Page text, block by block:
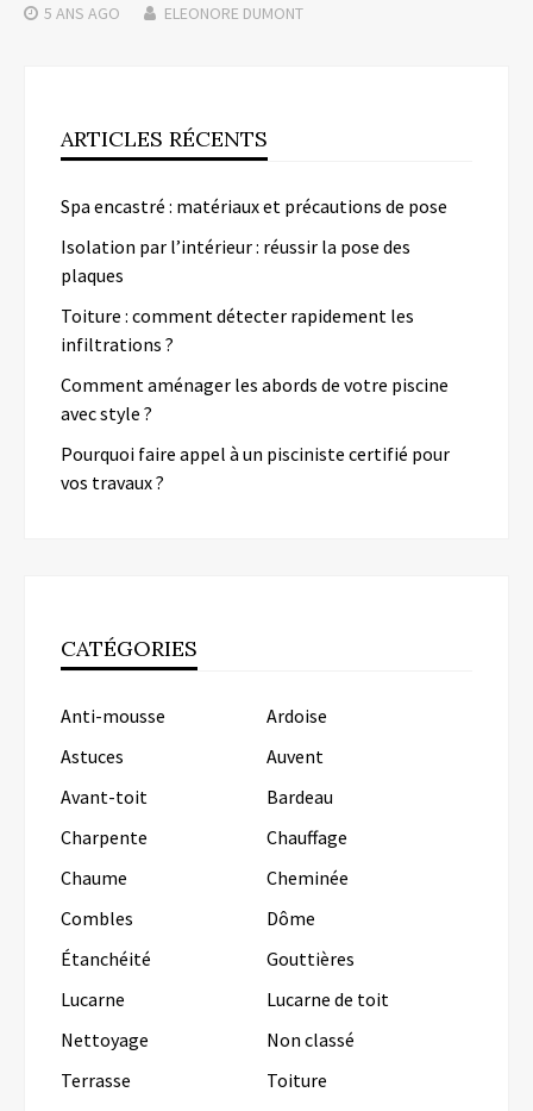
5 ANS AGO ELEONORE DUMONT
ARTICLES RÉCENTS
Spa encastré : matériaux et précautions de pose
Isolation par l’intérieur : réussir la pose des
plaques
Toiture : comment détecter rapidement les
infiltrations ?
Comment aménager les abords de votre piscine
avec style ?
Pourquoi faire appel à un pisciniste certifié pour
vos travaux ?
CATÉGORIES
Anti-mousse
Ardoise
Astuces
Auvent
Avant-toit
Bardeau
Charpente
Chauffage
Chaume
Cheminée
Combles
Dôme
Étanchéité
Gouttières
Lucarne
Lucarne de toit
Nettoyage
Non classé
Terrasse
Toiture